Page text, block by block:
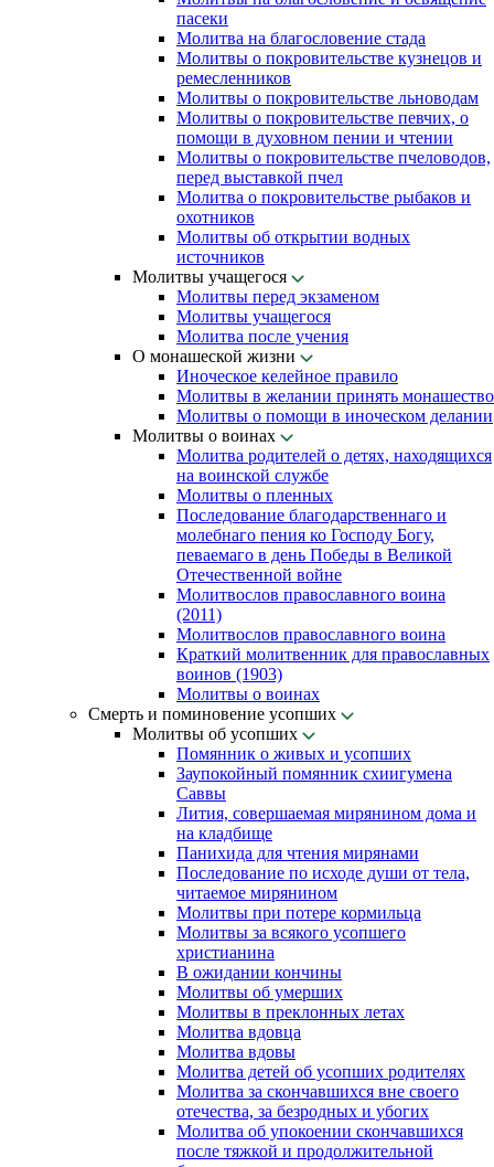
пасеки
Молитва на благословение стада
Молитвы о покровительстве кузнецов и
ремесленников
Молитвы о покровительстве льноводам
Молитвы о покровительстве певчих, о
помощи в духовном пении и чтении
Молитвы о покровительстве пчеловодов,
перед выставкой пчел
Молитва о покровительстве рыбаков и
охотников
Молитвы об открытии водных
источников
Молитвы учащегося
Молитвы перед экзаменом
Молитвы учащегося
Молитва после учения
О монашеской жизни
Иноческое келейное правило
Молитвы в желании принять монашество
Молитвы о помощи в иноческом делании
Молитвы о воинах
Молитва родителей о детях, находящихся
на воинской службе
Молитвы о пленных
Последование благодарственнаго и
молебнаго пения ко Господу Богу,
певаемаго в день Победы в Великой
Отечественной войне
Молитвослов православного воина
(2011)
Молитвослов православного воина
Краткий молитвенник для православных
воинов (1903)
Молитвы о воинах
Смерть и поминовение усопших
Молитвы об усопших
Помянник о живых и усопших
Заупокойный помянник схиигумена
Саввы
Лития, совершаемая мирянином дома и
на кладбище
Панихида для чтения мирянами
Последование по исходе души от тела,
читаемое мирянином
Молитвы при потере кормильца
Молитвы за всякого усопшего
христианина
В ожидании кончины
Молитвы об умерших
Молитвы в преклонных летах
Молитва вдовца
Молитва вдовы
Молитва детей об усопших родителях
Молитва за скончавшихся вне своего
отечества, за безродных и убогих
Молитва об упокоении скончавшихся
после тяжкой и продолжительной